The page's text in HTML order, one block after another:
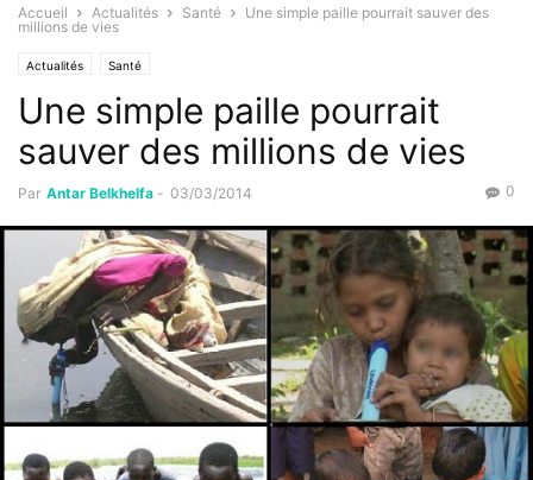
Accueil Actualités Santé
Une simple paille pourrait sauver des
millions de vies
Actualités Santé
Une simple paille pourrait
sauver des millions de vies
Par Antar Belkhelfa - 03/03/2014 0